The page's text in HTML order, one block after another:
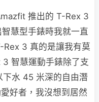
推出的 T-Rex 3
慧型手錶時我就一直
Rex 3 真的是讓我有莫
智慧運動手錶除了支
水 45 米深的自由潛
好者，我沒想到居然